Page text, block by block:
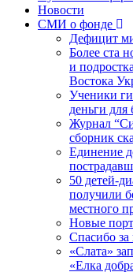
Новости
СМИ о фонде
Дефицит
Более ста
и
Востока
Ученики
деньги для
Журнал
сборник
Единение
50 детей-
получили
местного
Новые
Спасибо за
«Слата»
«Елка